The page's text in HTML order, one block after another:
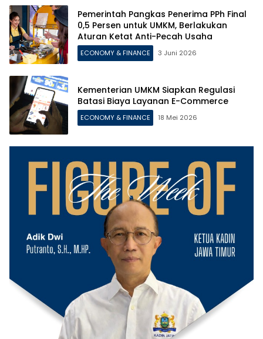
Pemerintah Pangkas Penerima PPh Final
0,5 Persen untuk UMKM, Berlakukan
Aturan Ketat Anti-Pecah Usaha
ECONOMY & FINANCE 3 Juni 2026
Kementerian UMKM Siapkan Regulasi
Batasi Biaya Layanan E-Commerce
ECONOMY & FINANCE 18 Mei 2026